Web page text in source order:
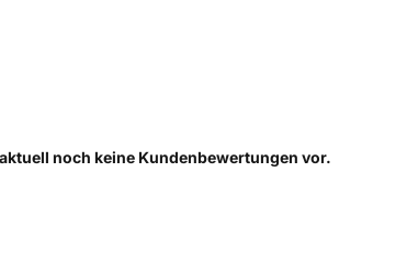
noch keine Kundenbewertungen vor.